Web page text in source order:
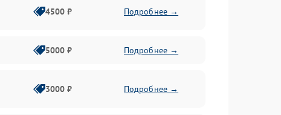
4500 ₽ Подробнее →
5000 ₽ Подробнее →
3000 ₽ Подробнее →